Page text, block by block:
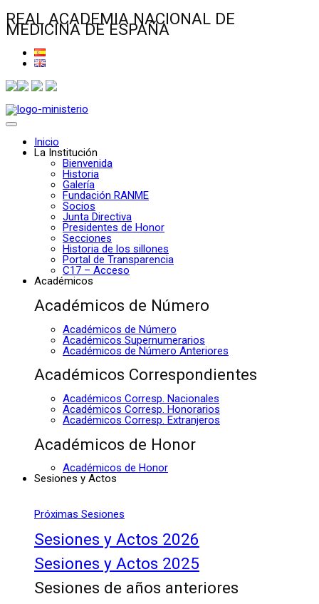
REAL ACADEMIA NACIONAL DE
MEDICINA DE ESPAÑA
Inicio
La Institución
Bienvenida
Historia
Galería
Fundación RANME
Socios
Junta Directiva
Presidentes de Honor
Secciones
Historia de los sillones
Portal de Transparencia
C17 – Acceso
Académicos
Académicos de Número
Académicos de Número
Académicos Supernumerarios
Académicos de Número Anteriores
Académicos Correspondientes
Académicos Corresp. Nacionales
Académicos Corresp. Honorarios
Académicos Corresp. Extranjeros
Académicos de Honor
Académicos de Honor
Sesiones y Actos
Próximas Sesiones
Sesiones y Actos 2026
Sesiones y Actos 2025
Sesiones de años anteriores